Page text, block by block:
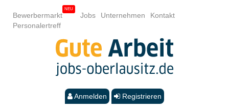
Bewerbermarkt Jobs Unternehmen
Kontakt
Personalertreff
Anmelden Registrieren